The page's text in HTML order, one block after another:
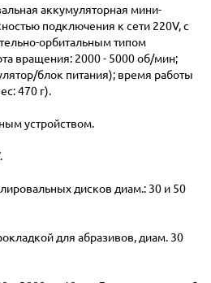
аккумуляторная мини-
подключения к сети 220V, с
орбитальным типом
вращения: 2000 - 5000 об/мин;
блок питания); время работы
470 г).
устройством.
дисков диам.: 30 и 50
для абразивов, диам. 30